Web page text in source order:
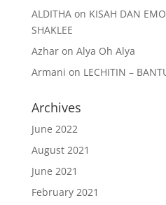
ALDITHAon KISAH DAN
SHAKLEE
Azharon Alya Oh Alya
Armani on LECHITIN –
Archives
June 2022
August 2021
June 2021
February 2021